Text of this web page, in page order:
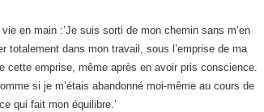
en main :’Je suis sorti de mon chemin sans m’en
totalement dans mon travail, sous l’emprise de ma
cette emprise, même après en avoir pris conscience.
si je m’étais abandonné moi-même au cours de
qui fait mon équilibre.’